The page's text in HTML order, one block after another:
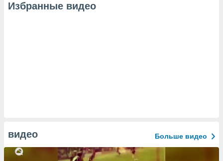
Избранные видео
видео Больше видео